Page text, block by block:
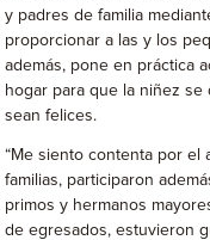
y padres de familia
proporcionar a las y los
además, pone en práctica
hogar para que la niñez
sean felices.
“Me siento contenta por el
familias, participaron
primos y hermanos
de egresados, estuvieron